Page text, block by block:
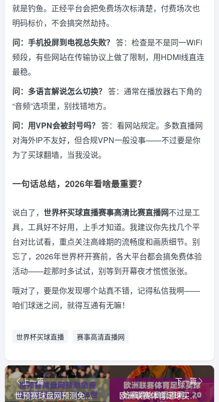
就是钓鱼。正经平台会把免费场次标清楚，付费场次也
明码标价，不会搞突然劫持。
问：手机投屏到电视总失败？ 答：检查是不是同一WiFi
频段，有些网站在传输协议上做了限制，用HDMI线直连
最稳。
问：多语言解说怎么切换？ 答：通常在播放器右下角的
“音频”选项里，别找错地方。
问：用VPN会被封号吗？ 答：看网站规定。多数直播网
对海外IP不友好，但合规VPN一般没事——不过要是你
为了买球翻墙，当我没说。
一句话总结，2026年看啥最重要？
说白了， 世界杯买球直播赛事高清比赛直播网不过是工
具，工具好不好用，上手才知道。我建议你先找几个平
台对比试看，重点关注高峰期的流畅度和画质细节。别
忘了，2026年世界杯开赛前，各大平台都会搞免费体验
活动——趁那时多试试，别等到开幕夜才慌慌张张。
哦对了，要是你发现哪个站真不错，记得私信我啊——
咱们球迷之间，就得互通有无嘛！
世界杯买球直播 赛事高清直播网
上一篇
世预赛球盘网预测免费高清观看直播！2026世预赛怎么玩转？
下一篇
欧洲联赛体育足球买球站高清比赛直播网，2026观赛与投注新趋势